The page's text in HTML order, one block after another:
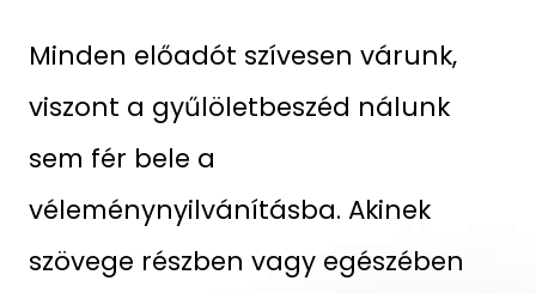
Minden előadót szívesen várunk,
viszont a gyűlöletbeszéd nálunk
sem fér bele a
véleménynyilvánításba. Akinek
szövege részben vagy egészében